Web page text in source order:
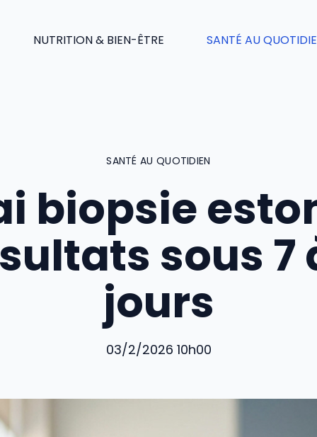
NUTRITION & BIEN-ÊTRE SANTÉ AU
SANTÉ AU QUOTIDIEN
biopsie
sous 7
jours
03/2/2026 10h00